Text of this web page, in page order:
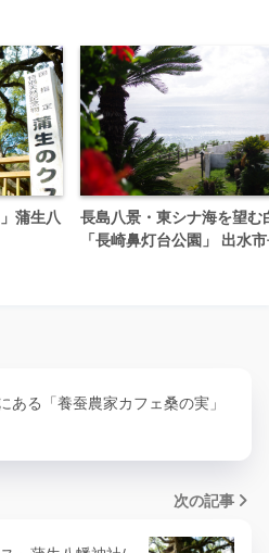
蒲生八
長島八景・東シナ海を望む
「長崎鼻灯台公園」 出水
ある「養蚕農家カフェ桑の実」
次の記事